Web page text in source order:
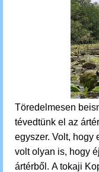
Töredelmesen
tévedtünk el az
egyszer. Volt, hogy
volt olyan is, hogy
ártérből. A tokaji